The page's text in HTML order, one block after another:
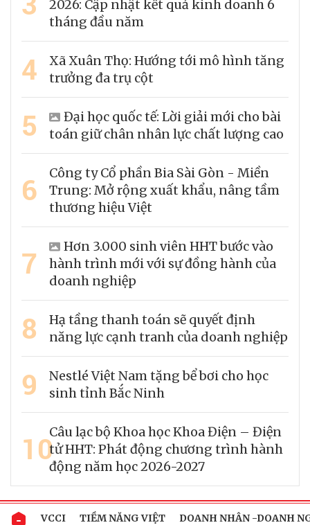
2026: Cập nhật kết quả kinh doanh 6
tháng đầu năm
4
Xã Xuân Thọ: Hướng tới mô hình tăng
trưởng đa trụ cột
5
Đại học quốc tế: Lời giải mới cho bài
toán giữ chân nhân lực chất lượng cao
6
Công ty Cổ phần Bia Sài Gòn - Miền
Trung: Mở rộng xuất khẩu, nâng tầm
thương hiệu Việt
7
Hơn 3.000 sinh viên HHT bước vào
hành trình mới với sự đồng hành của
doanh nghiệp
8
Hạ tầng thanh toán sẽ quyết định
năng lực cạnh tranh của doanh nghiệp
9
Nestlé Việt Nam tặng bể bơi cho học
sinh tỉnh Bắc Ninh
10Câu lạc bộ Khoa học Khoa Điện – Điện
tử HHT: Phát động chương trình hành
động năm học 2026-2027
VCCI TIỀM NĂNG VIỆT DOANH NHÂN -DOANH